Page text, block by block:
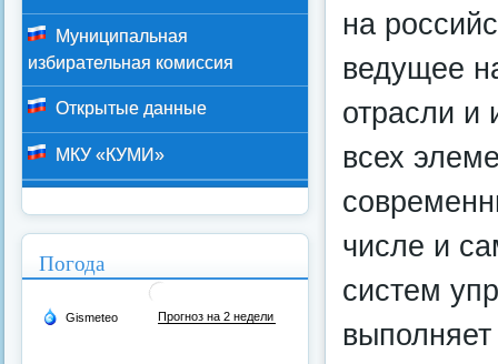
на
ведущее
отрасли и
всех
числе и
систем
Муниципальная
избирательная комиссия
Открытые данные
МКУ «КУМИ»
Погода